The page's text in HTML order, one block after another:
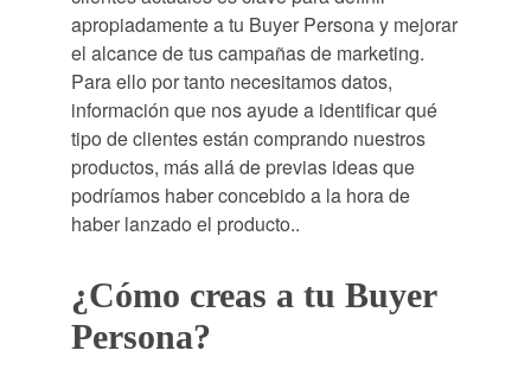
apropiadamente a tu Buyer Persona y mejorar
el alcance de tus campañas de marketing.
Para ello por tanto necesitamos datos,
información que nos ayude a identificar qué
tipo de clientes están comprando nuestros
productos, más allá de previas ideas que
podríamos haber concebido a la hora de
haber lanzado el producto..
¿Cómo creas a tu Buyer
Persona?